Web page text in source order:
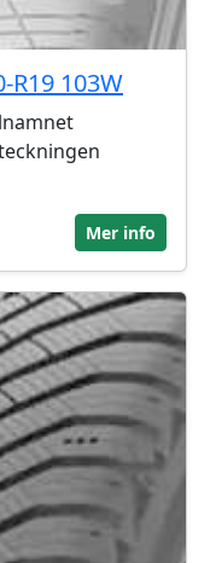
R19 103W
Mer info